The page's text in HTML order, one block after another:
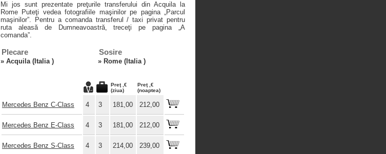
Mi jos sunt prezentate preţurile transferului din Acquila la
Rome Puteţi vedea fotografiile maşinilor pe pagina „Parcul
maşinilor”. Pentru a comanda transferul / taxi privat pentru
ruta aleasă de Dumneavoastră, treceţi pe pagina „A
comanda”.
Plecare
» Acquila (Italia )
Sosire
» Rome (Italia )
Preţ ,€
(ziua)
Preţ ,€
(noaptea)
Mercedes Benz C-Class 4 3 181,00 212,00
Mercedes Benz E-Class 4 3 181,00 212,00
Mercedes Benz S-Class 4 3 214,00 239,00